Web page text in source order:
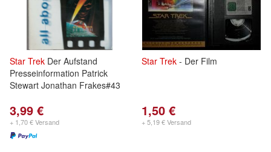
Star Trek Der Aufstand
Presseinformation Patrick
Stewart Jonathan Frakes#43
3,99 €
+ 1,70 € Versand
Star Trek - Der Film
1,50 €
+ 5,19 € Versand